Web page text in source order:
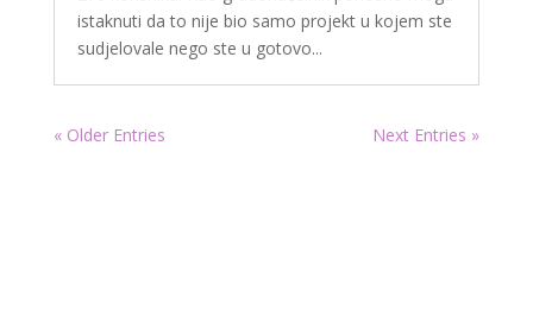
istaknuti da to nije bio samo projekt u kojem ste
sudjelovale nego ste u gotovo...
« Older Entries Next Entries »